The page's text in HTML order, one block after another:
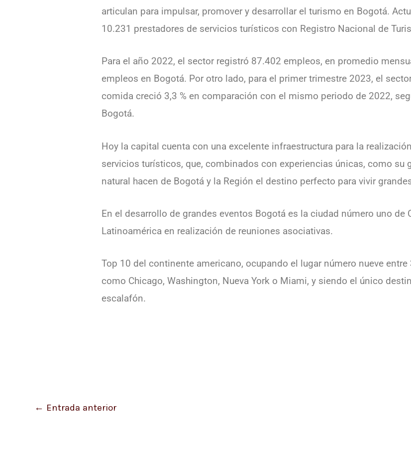
articulan para impulsar, promover y desarrollar el turismo en Bogotá.
10.231 prestadores de servicios turísticos con Registro Nacional de
Para el año 2022, el sector registró 87.402 empleos, en promedio
empleos en Bogotá. Por otro lado, para el primer trimestre 2023, el
comida creció 3,3 % en comparación con el mismo periodo de 2022,
Bogotá.
Hoy la capital cuenta con una excelente infraestructura para la
servicios turísticos, que, combinados con experiencias únicas, como su
natural hacen de Bogotá y la Región el destino perfecto para vivir
En el desarrollo de grandes eventos Bogotá es la ciudad número uno de
Latinoamérica en realización de reuniones asociativas.
Top 10 del continente americano, ocupando el lugar número nueve
como Chicago, Washington, Nueva York o Miami, y siendo el único
escalafón.
← Entrada anterior